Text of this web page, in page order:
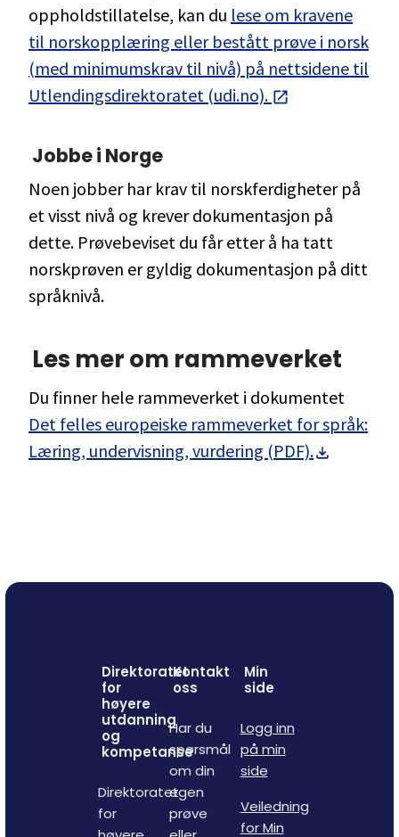
oppholdstillatelse, kan du lese om kravene
til norskopplæring eller bestått prøve i norsk
(med minimumskrav til nivå) på nettsidene til
Utlendingsdirektoratet (udi.no).
Jobbe i Norge
Noen jobber har krav til norskferdigheter på
et visst nivå og krever dokumentasjon på
dette. Prøvebeviset du får etter å ha tatt
norskprøven er gyldig dokumentasjon på ditt
språknivå.
Les mer om rammeverket
Du finner hele rammeverket i dokumentet
Det felles europeiske rammeverket for språk:
Læring, undervisning, vurdering (PDF).
Direktoratet
for
høyere
utdanning
og
kompetanse
Direktoratet
for
Kontakt
oss
Har du
spørsmål
om din
egen
prøve
Min
side
Logg inn
på min
side
Veiledning
for Min